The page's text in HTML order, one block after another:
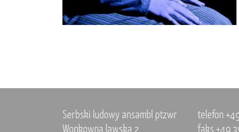
Serbski ludowy ansambl ptzwr
telefon